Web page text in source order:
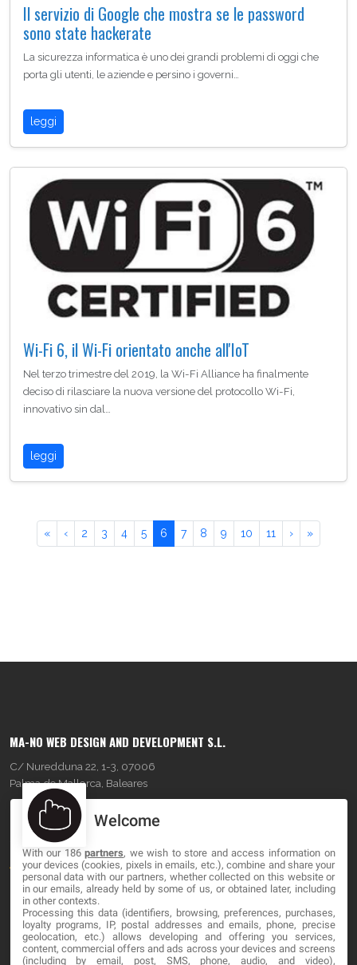
Il servizio di Google che mostra se le password
sono state hackerate
La sicurezza informatica è uno dei grandi problemi di oggi che
porta gli utenti, le aziende e persino i governi…
leggi
Wi-Fi 6, il Wi-Fi orientato anche all'IoT
Nel terzo trimestre del 2019, la Wi-Fi Alliance ha finalmente
deciso di rilasciare la nuova versione del protocollo Wi-Fi,
innovativo sin dal…
leggi
« ‹ 2 3 4 5 6 7 8 9 10 11 › »
MA-NO WEB DESIGN AND DEVELOPMENT S.L.
C/ Nuredduna 22, 1-3, 07006
Palma de Mallorca, Baleares
OUR COMPANY
About
Blog
Contact
LEGAL
Welcome
With our 186partners, we wish to store and access information on
your devices (cookies, pixels in emails, etc.), combine and share your
personal data with our partners, whether collected on this website or
in our emails, already held by some of us, or obtained later, including
in other contexts.
Processing this data (identifiers, browsing, preferences, purchases,
loyalty programs, IP, postal addresses and emails, phone, precise
geolocation, etc.) allows developing and offering you services,
content, commercial offers and ads across your devices and screens
(including by email, post, SMS, phone, audio, and video),